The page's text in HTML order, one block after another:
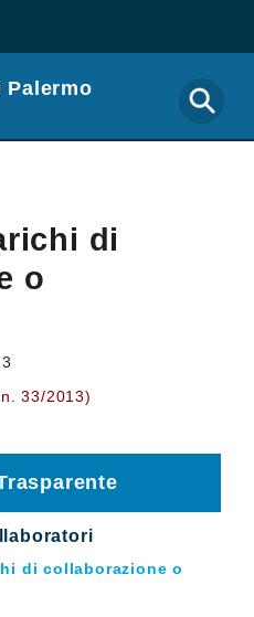
Palermo
di
o
33/2013)
di collaborazione o